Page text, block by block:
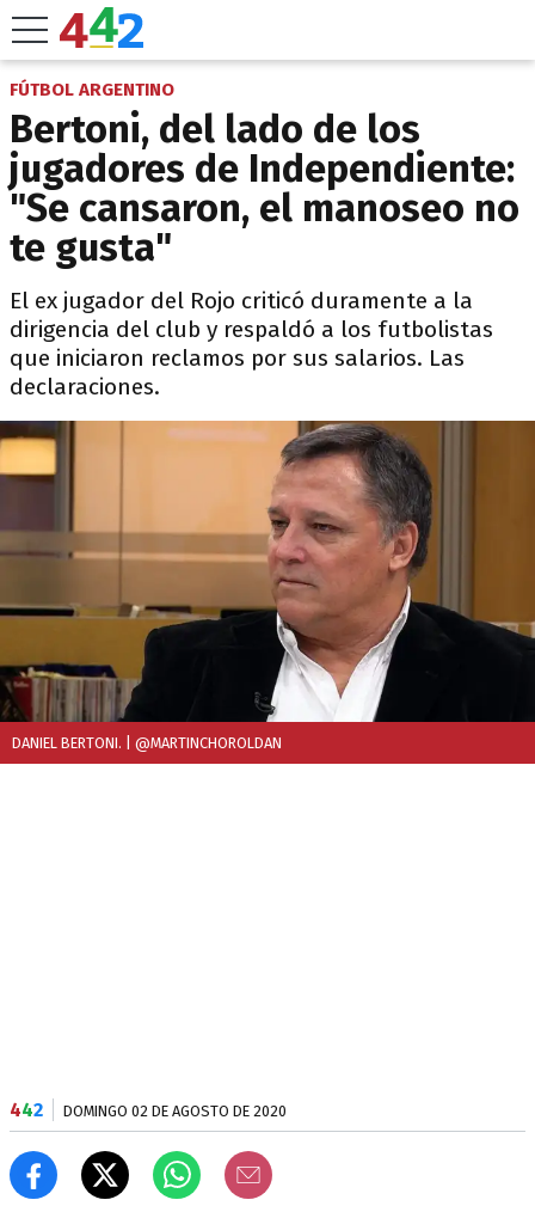
FÚTBOL ARGENTINO
Bertoni, del lado de los
jugadores de Independiente:
"Se cansaron, el manoseo no
te gusta"
El ex jugador del Rojo criticó duramente a la
dirigencia del club y respaldó a los futbolistas
que iniciaron reclamos por sus salarios. Las
declaraciones.
DANIEL BERTONI. | @MARTINCHOROLDAN
442 DOMINGO 02 DE AGOSTO DE 2020